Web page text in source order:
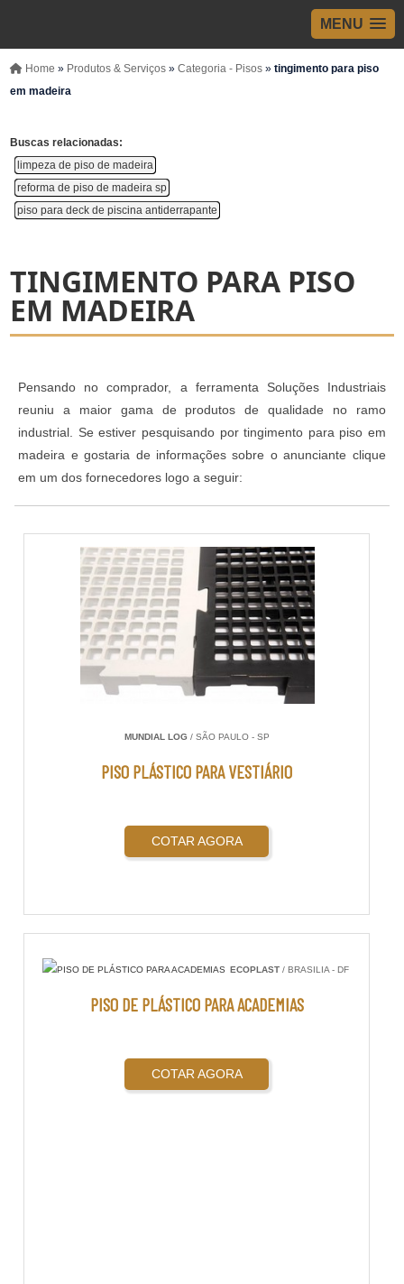
MENU
Home » Produtos & Serviços»Categoria - Pisos»tingimento para piso
em madeira
Buscas relacionadas:
limpeza de piso de madeira
reforma de piso de madeira sp
piso para deck de piscina antiderrapante
TINGIMENTO PARA PISO
EM MADEIRA
Pensando no comprador, a ferramenta Soluções Industriais
reuniu a maior gama de produtos de qualidade no ramo
industrial. Se estiver pesquisando por tingimento para piso em
madeira e gostaria de informações sobre o anunciante clique
em um dos fornecedores logo a seguir:
MUNDIAL LOG/ SÃO PAULO - SP
PISO PLÁSTICO PARA VESTIÁRIO
COTAR AGORA
ECOPLAST/ BRASILIA - DF
PISO DE PLÁSTICO PARA ACADEMIAS
COTAR AGORA